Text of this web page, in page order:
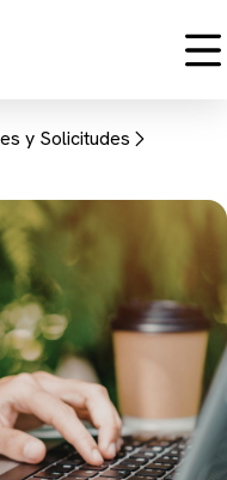
y Solicitudes